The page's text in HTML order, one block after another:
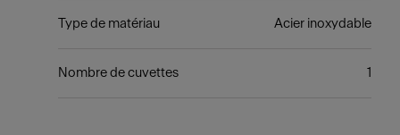
Type de matériau Acier inoxydable
Nombre de cuvettes 1